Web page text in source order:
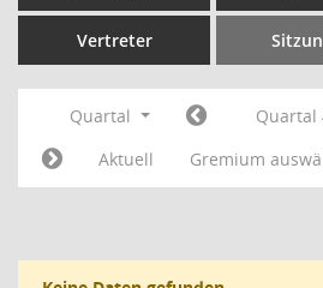
Vertreter
Quartal Quartal
Aktuell
Gremium